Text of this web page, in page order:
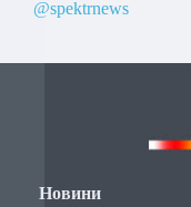
@spektrnews
Новини